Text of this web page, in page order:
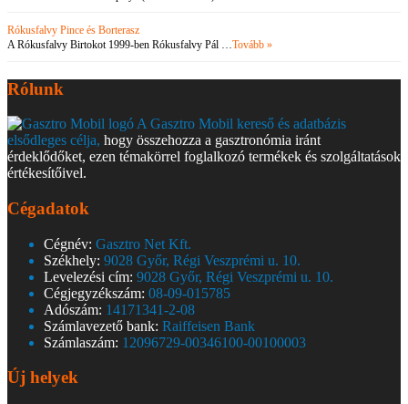
Rókusfalvy Pince és Borterasz
A Rókusfalvy Birtokot 1999-ben Rókusfalvy Pál …Tovább »
Rólunk
A Gasztro Mobil kereső és adatbázis
elsődleges célja, hogy összehozza a gasztronómia iránt
érdeklődőket, ezen témakörrel foglalkozó termékek és szolgáltatások
értékesítőivel.
Cégadatok
Cégnév: Gasztro Net Kft.
Székhely: 9028 Győr, Régi Veszprémi u. 10.
Levelezési cím: 9028 Győr, Régi Veszprémi u. 10.
Cégjegyzékszám: 08-09-015785
Adószám: 14171341-2-08
Számlavezető bank: Raiffeisen Bank
Számlaszám: 12096729-00346100-00100003
Új helyek